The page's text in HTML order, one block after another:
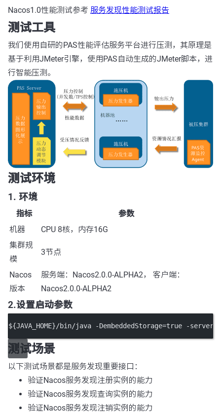
Nacos1.0性能测试参考 服务发现性能测试报告
测试工具
我们使用自研的PAS性能评估服务平台进行压测，其原理是
基于利用JMeter引擎，使用PAS自动生成的JMeter脚本，进
行智能压测。
测试环境
1. 环境
指标
参数
机器
CPU 8核，内存16G
集群规
模
3节点
Nacos
版本
服务端：Nacos2.0.0-ALPHA2， 客户端：
Nacos2.0.0-ALPHA2
2.设置启动参数
${JAVA_HOME}/bin/java -DembeddedStorage=true -
测试场景
以下测试场景都是服务发现重要接口：
验证Nacos服务发现注册实例的能力
验证Nacos服务发现查询实例的能力
验证Nacos服务发现注销实例的能力